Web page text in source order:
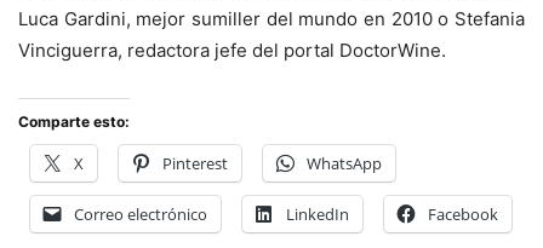
Luca Gardini, mejor sumiller del mundo en 2010 o Stefania
Vinciguerra, redactora jefe del portal DoctorWine.
Comparte esto:
X Pinterest WhatsApp
Correo electrónico LinkedIn Facebook